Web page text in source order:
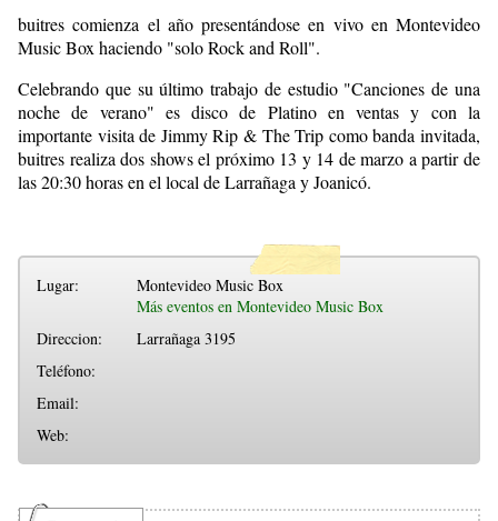
buitres comienza el año presentándose en vivo en Montevideo
Music Box haciendo "solo Rock and Roll".
Celebrando que su último trabajo de estudio "Canciones de una
noche de verano" es disco de Platino en ventas y con la
importante visita de Jimmy Rip & The Trip como banda invitada,
buitres realiza dos shows el próximo 13 y 14 de marzo a partir de
las 20:30 horas en el local de Larrañaga y Joanicó.
Lugar:
Montevideo Music Box
Más eventos en Montevideo Music Box
Direccion:
Larrañaga 3195
Teléfono:
Email:
Web: